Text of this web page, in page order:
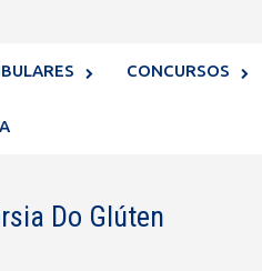
CONCURSOS
Do Glúten